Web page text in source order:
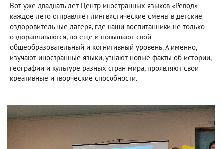
Вот уже двадцать лет Центр иностранных языков «Ревод»
каждое лето отправляет лингвистические смены в детские
оздоровительные лагеря, где наши воспитанники не только
оздоравливаются, но еще и повышают свой
общеобразовательный и когнитивный уровень. А именно,
изучают иностранные языки, узнают новые факты об истории,
географии и культуре разных стран мира, проявляют свои
креативные и творческие способности.